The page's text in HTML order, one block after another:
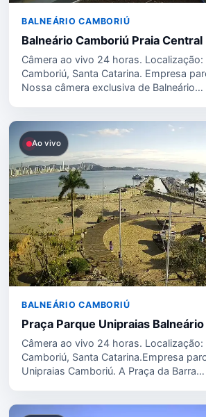
BALNEÁRIO CAMBORIÚ
Balneário Camboriú Praia Central
Câmera ao vivo 24 horas. Localização:
Camboriú, Santa Catarina. Empresa
Nossa câmera exclusiva de Balneário…
Ao vivo
BALNEÁRIO CAMBORIÚ
Praça Parque Unipraias
Câmera ao vivo 24 horas. Localização:
Camboriú, Santa Catarina.Empresa
Unipraias Camboriú. A Praça da Barra…